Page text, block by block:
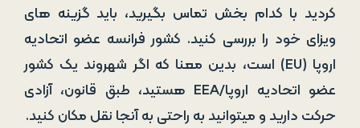
کردید با کدام بخش تماس بگیرید، باید گزینه های
ویزای خود را بررسی کنید. کشور فرانسه عضو اتحادیه
اروپا (EU) است، بدین معنا که اگر شهروند یک کشور
عضو اتحادیه اروپا/EEA هستید، طبق قانون، آزادی
حرکت دارید و میتوانید به راحتی به آنجا نقل مکان کنید.